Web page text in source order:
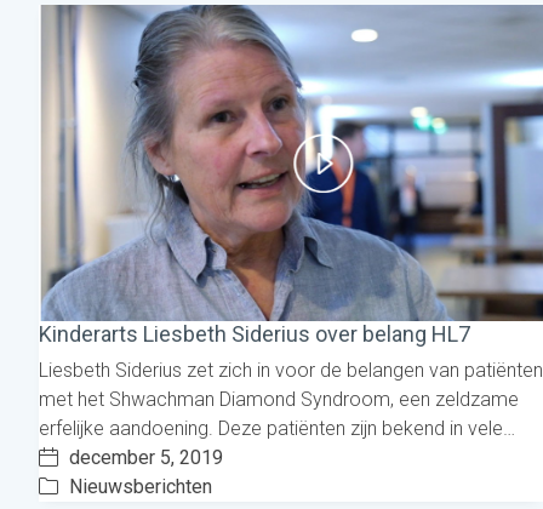
Kinderarts Liesbeth Siderius over belang HL7
Liesbeth Siderius zet zich in voor de belangen van patiënten
met het Shwachman Diamond Syndroom, een zeldzame
erfelijke aandoening. Deze patiënten zijn bekend in vele…
december 5, 2019
Nieuwsberichten